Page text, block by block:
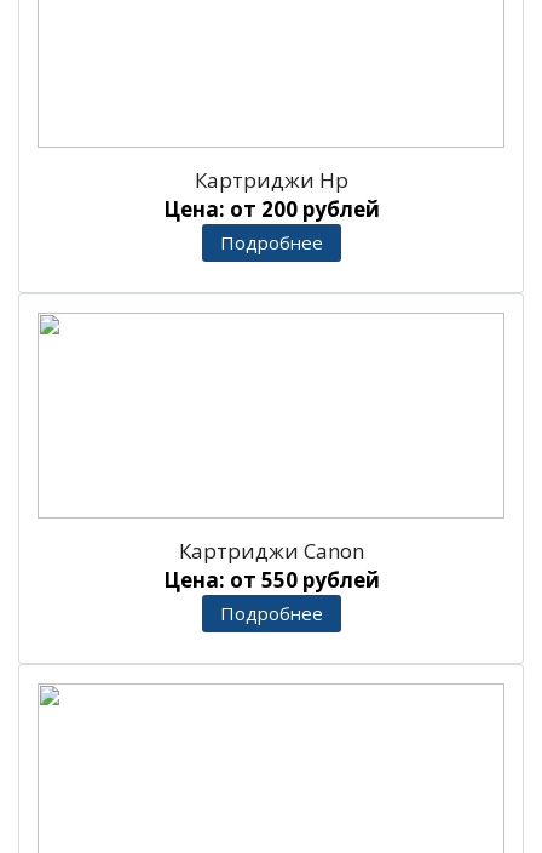
Картриджи Hp
Цена: от 200 рублей
Подробнее
Картриджи Canon
Цена: от 550 рублей
Подробнее